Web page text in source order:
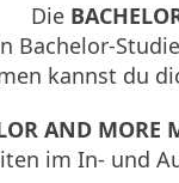
Die
Bachelor-
kannst du
AND MORE
im In- und